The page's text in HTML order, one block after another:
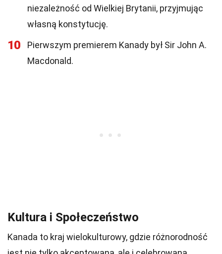
niezależność od Wielkiej Brytanii, przyjmując
własną konstytucję.
10
Pierwszym premierem Kanady był Sir John A.
Macdonald.
Kultura i Społeczeństwo
Kanada to kraj wielokulturowy, gdzie różnorodność